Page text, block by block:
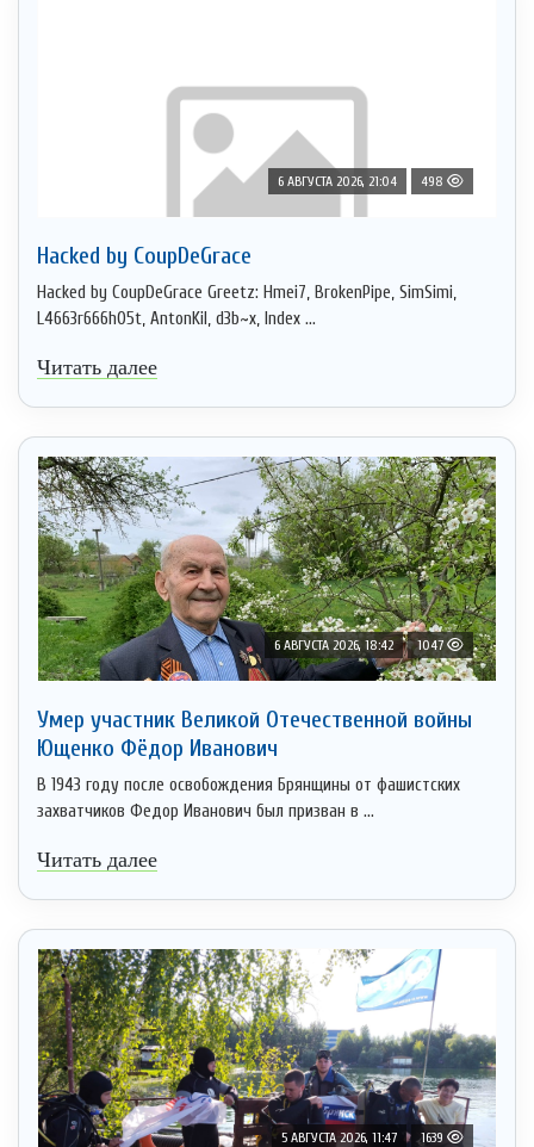
6 АВГУСТА 2026, 21:04 498
Hacked by CoupDeGrace
Hacked by CoupDeGrace Greetz: Hmei7, BrokenPipe, SimSimi,
L4663r666h05t, AntonKil, d3b~x, Index ...
Читать далее
6 АВГУСТА 2026, 18:42 1047
Умер участник Великой Отечественной войны
Ющенко Фёдор Иванович
В 1943 году после освобождения Брянщины от фашистских
захватчиков Федор Иванович был призван в ...
Читать далее
5 АВГУСТА 2026, 11:47 1639